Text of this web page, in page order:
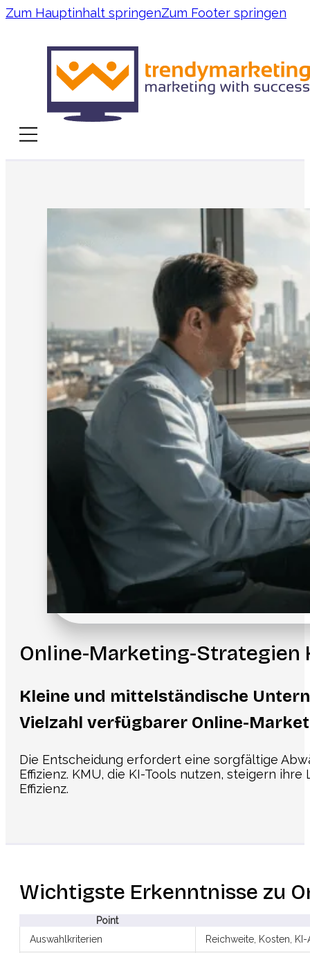
Zum Hauptinhalt springenZum Footer springen
Online-Marketing-Strategien
Kleine und mittelständische
Vielzahl verfügbarer Online-
Die Entscheidung erfordert eine sorgfältige
Effizienz. KMU, die KI-Tools nutzen, steigern
Effizienz.
Wichtigste Erkenntnisse zu
Point
Auswahlkriterien
Reichweite, Kosten,